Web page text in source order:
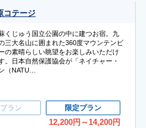
コテージ
くじゅう国立公園の中に建つお宿。九
三大名山に囲まれた360度マウンテンビ
の素晴らしい眺望をお楽しみいただけ
。日本自然保護協会が「ネイチャー・
（NATU…
ラン 限定プラン
12,200円 ～14,200円